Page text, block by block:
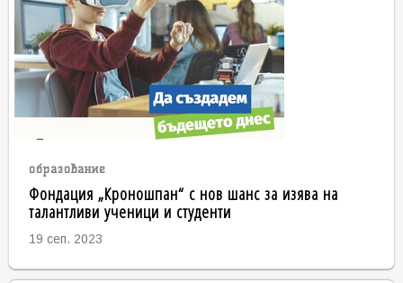
образование
Фондация „Кроношпан“ с нов шанс за изява на
талантливи ученици и студенти
19 сеп. 2023